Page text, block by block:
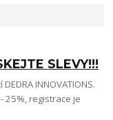
SLEVY!!!
INNOVATIONS.
25%, registrace je